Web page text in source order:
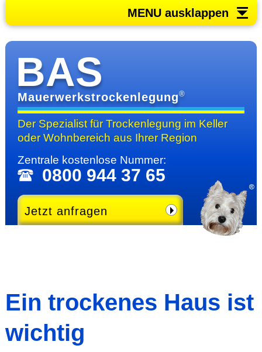
MENU ausklappen
BAS
Mauerwerkstrockenlegung®
Der Spezialist für Trocken­legung im Keller
oder Wohn­bereichaus Ihrer Region
Zentrale kosten­lose Nummer:
0800 944 37 65
Jetzt anfragen
Ein trockenes Haus ist
wichtig